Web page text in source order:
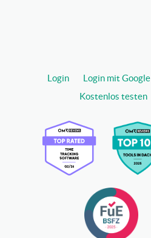
Login Login mit Google
Kostenlos testen